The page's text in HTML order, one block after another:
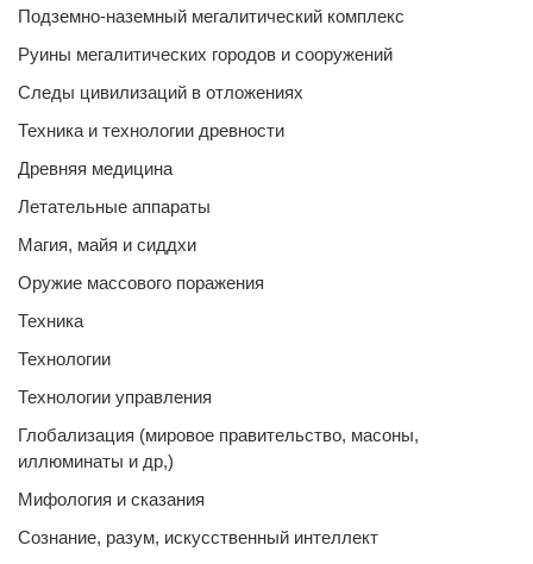
Подземно-наземный мегалитический комплекс
Руины мегалитических городов и сооружений
Следы цивилизаций в отложениях
Техника и технологии древности
Древняя медицина
Летательные аппараты
Магия, майя и сиддхи
Оружие массового поражения
Техника
Технологии
Технологии управления
Глобализация (мировое правительство, масоны,
иллюминаты и др,)
Мифология и сказания
Сознание, разум, искусственный интеллект